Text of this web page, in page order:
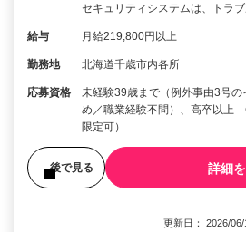
セキュリティシステムは、トラ
給与 月給219,800円以上
勤務地 北海道千歳市内各所
応募資格
未経験39歳まで（例外事由3号
め／職業経験不問）、高卒以上
限定可）
後で見る 詳細
更新日： 2026/